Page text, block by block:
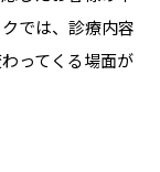
では、診療内容
ってくる場面が